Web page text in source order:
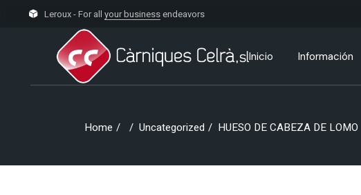
Leroux - For all your businessendeavors
Inicio Información
Certificaciones
Home Uncategorized HUESO DE CABEZA DE LOMO